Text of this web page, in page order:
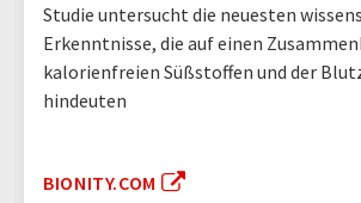
Studie untersucht die neuesten
Erkenntnisse, die auf einen
kalorienfreien Süßstoffen und der
hindeuten
BIONITY.COM